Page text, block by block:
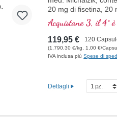
20 mg di fisetina, 20
NADH, 150 mg di
altri importanti agenti
mitocondriali. Con
di biodisponibilità D-
Guscio delle capsule
attivatore
1α, senza additivi,
Acquistane 3, il 4°
119,95 € 120
(1.790,30 €/kg, 1,00 €/
IVA inclusa piùSpese di
Dettagli